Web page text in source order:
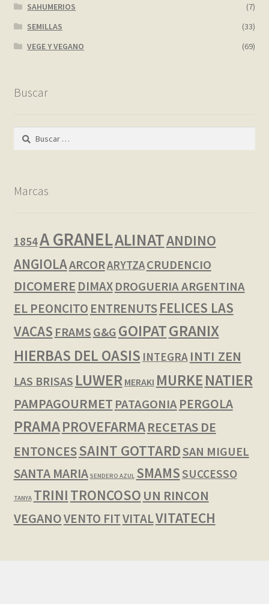
SAHUMERIOS
(7)
SEMILLAS
(33)
VEGE Y VEGANO
(69)
Buscar
Buscar:
Marcas
1854A GRANELALINATANDINO
ANGIOLAARCORARYTZACRUDENCIO
DICOMERE DIMAX DROGUERIA ARGENTINA
EL PEONCITO ENTRENUTSFELICES LAS
VACAS FRAMS G&G GOIPATGRANIX
HIERBAS DEL OASIS INTEGRA INTI ZEN
LAS BRISAS LUWER MERAKI MURKENATIER
PAMPAGOURMET PATAGONIA PERGOLA
PRAMAPROVEFARMARECETAS DE
ENTONCESSAINT GOTTARDSAN MIGUEL
SANTA MARIA SENDERO AZUL SMAMSSUCCESSO
TANYA TRINI TRONCOSO UN RINCON
VEGANOVENTO FITVITALVITATECH